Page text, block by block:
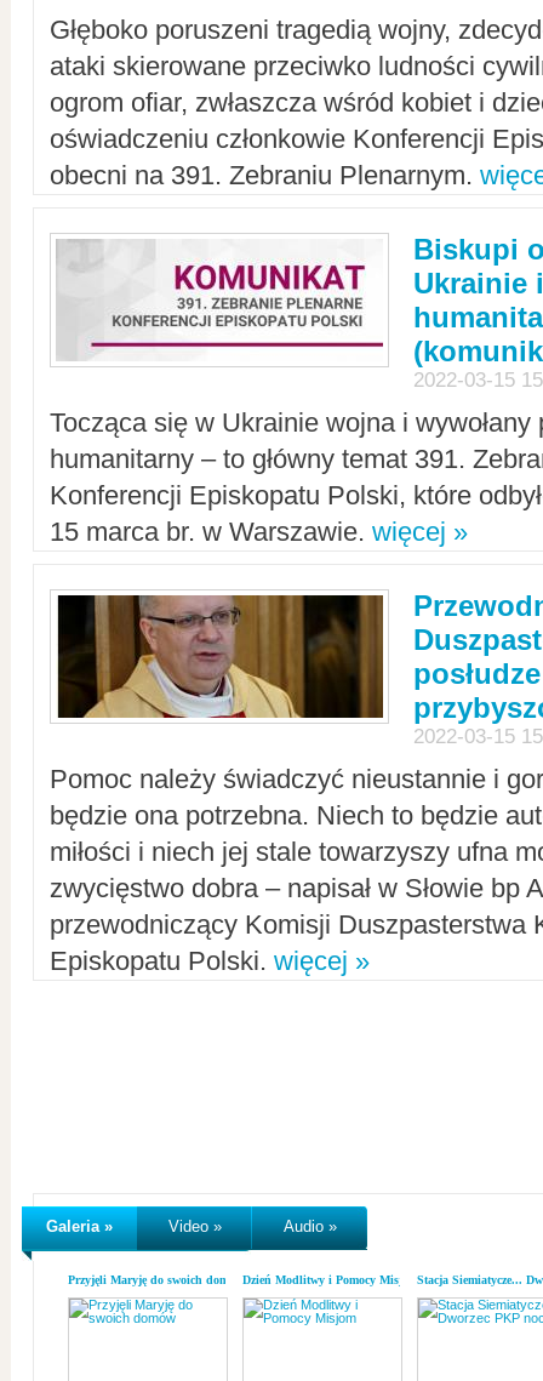
Głęboko poruszeni tragedią wojny,
ataki skierowane przeciwko ludności
ogrom ofiar, zwłaszcza wśród kobiet i
oświadczeniu członkowie Konferencji
obecni na 391. Zebraniu Plenarnym.
Biskupi
Ukrainie
2022-03-15
Tocząca się w Ukrainie wojna i
humanitarny – to główny temat 391.
Konferencji Episkopatu Polski, które
15 marca br. w Warszawie. więcej »
2022-03-15
Pomoc należy świadczyć nieustannie i
będzie ona potrzebna. Niech to będzie
miłości i niech jej stale towarzyszy ufna
zwycięstwo dobra – napisał w Słowie bp
przewodniczący Komisji Duszpasterstwa
Episkopatu Polski. więcej »
Galeria » Video » Audio »
Przyjęli Maryję do swoich domówDzień Modlitwy i Pomocy MisjomStacja Siemiatycze...